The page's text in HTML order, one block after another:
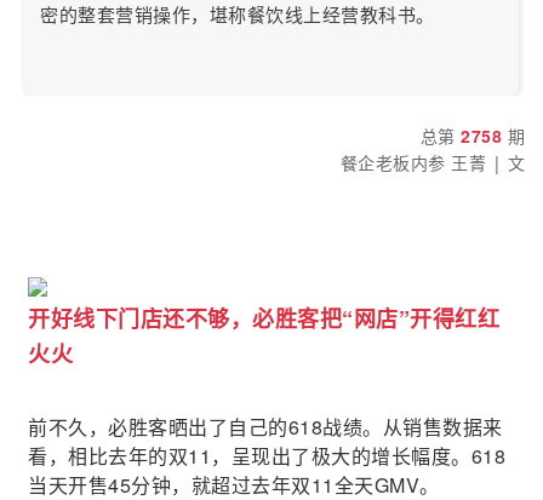
密的整套营销操作，堪称餐饮线上经营教科书。
总第 2758 期
餐企老板内参 王菁 | 文
开好线下门店还不够，必胜客把“网店”开得红红
火火
前不久，必胜客晒出了自己的618战绩。从销售数据来
看，相比去年的双11，呈现出了极大的增长幅度。618
当天开售45分钟，就超过去年双11全天GMV。